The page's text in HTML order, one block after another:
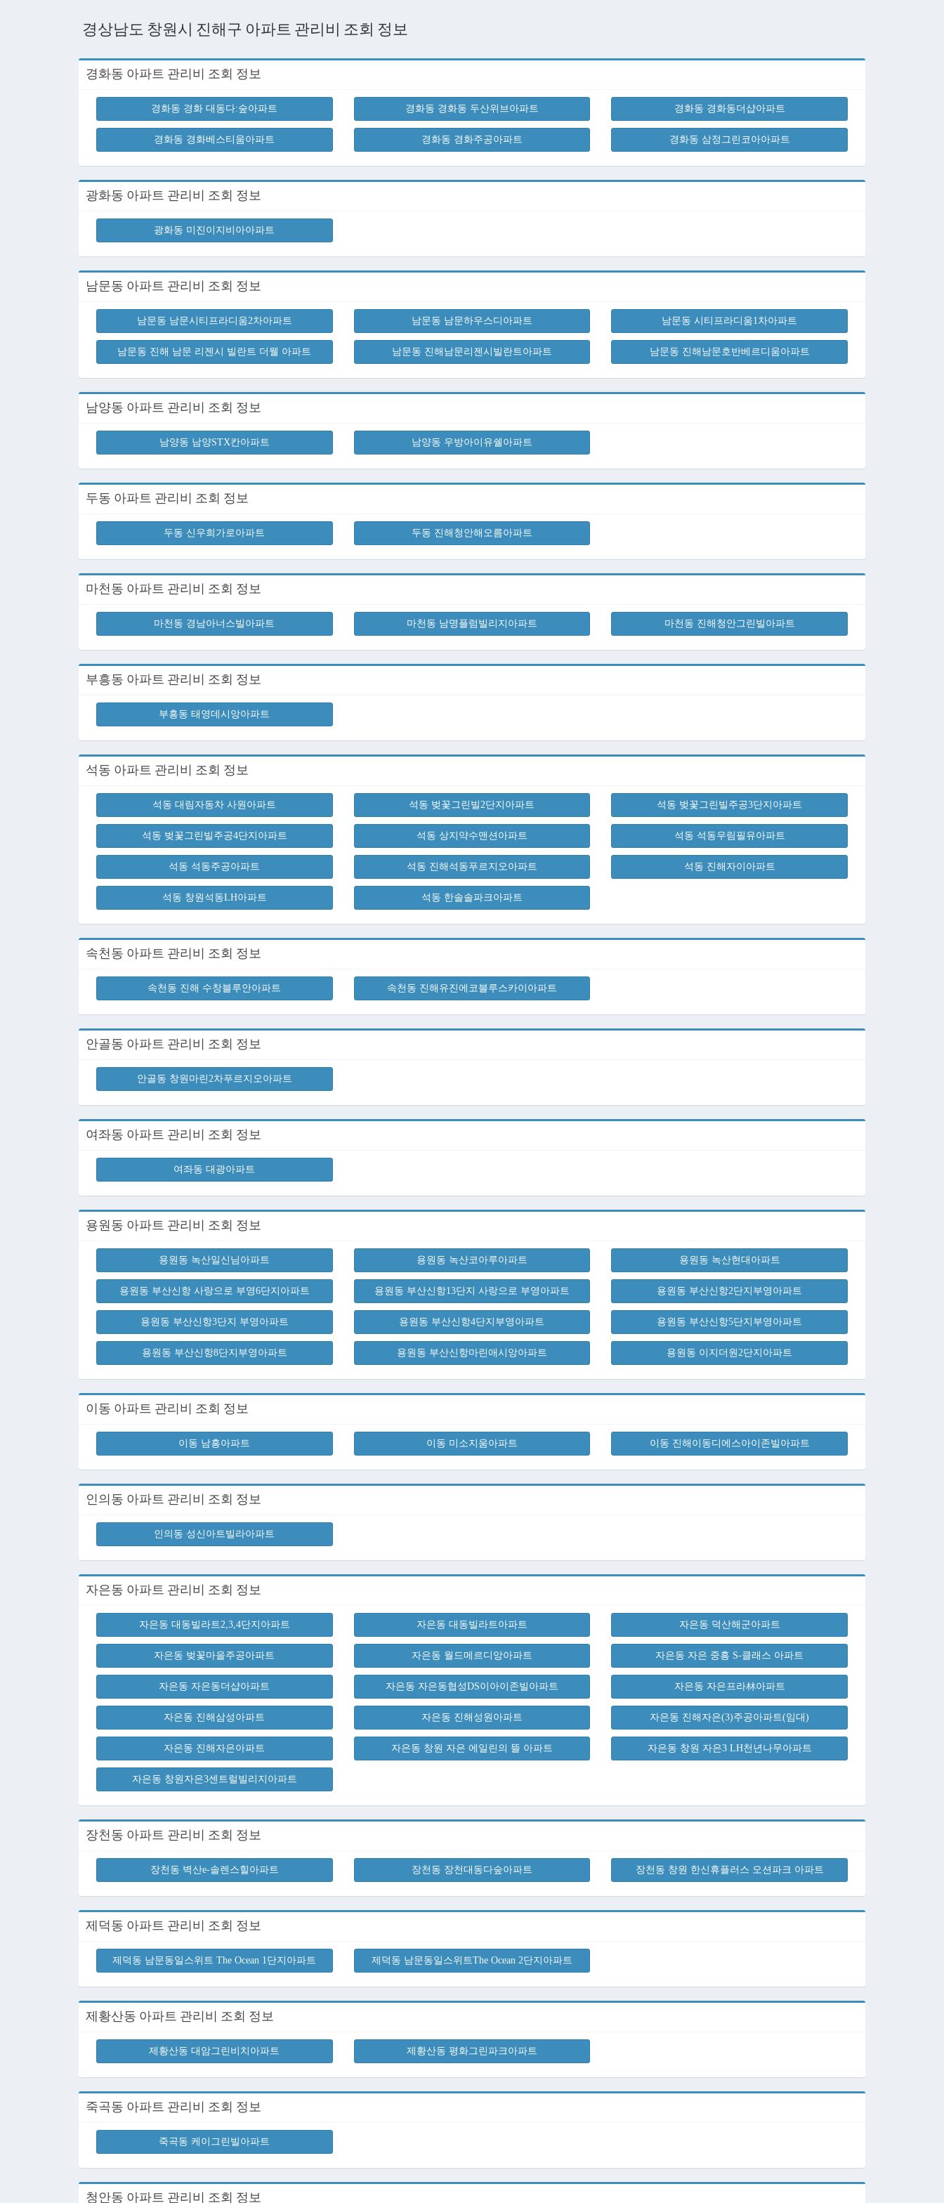
경상남도 창원시 진해구 아파트 관리비 조회 정보
경화동 아파트 관리비 조회 정보
경화동 경화 대동다:숲아파트 경화동 경화동 두산위브아파트 경화동 경화동더샵아파트
경화동 경화베스티움아파트 경화동 경화주공아파트 경화동 삼정그린코아아파트
광화동 아파트 관리비 조회 정보
광화동 미진이지비아아파트
남문동 아파트 관리비 조회 정보
남문동 남문시티프라디움2차아파트 남문동 남문하우스디아파트 남문동 시티프라디움1차아파트
남문동 진해 남문 리젠시 빌란트 더웰 아파트 남문동 진해남문리젠시빌란트아파트 남문동 진해남문호반베르디움아파트
남양동 아파트 관리비 조회 정보
남양동 남양STX칸아파트 남양동 우방아이유쉘아파트
두동 아파트 관리비 조회 정보
두동 신우희가로아파트 두동 진해청안해오름아파트
마천동 아파트 관리비 조회 정보
마천동 경남아너스빌아파트 마천동 남명플럼빌리지아파트 마천동 진해청안그린빌아파트
부흥동 아파트 관리비 조회 정보
부흥동 태영데시앙아파트
석동 아파트 관리비 조회 정보
석동 대림자동차 사원아파트 석동 벚꽃그린빌2단지아파트 석동 벚꽃그린빌주공3단지아파트
석동 벚꽃그린빌주공4단지아파트 석동 상지약수맨션아파트 석동 석동우림필유아파트
석동 석동주공아파트 석동 진해석동푸르지오아파트 석동 진해자이아파트
석동 창원석동LH아파트 석동 한솔솔파크아파트
속천동 아파트 관리비 조회 정보
속천동 진해 수창블루안아파트 속천동 진해유진에코블루스카이아파트
안골동 아파트 관리비 조회 정보
안골동 창원마린2차푸르지오아파트
여좌동 아파트 관리비 조회 정보
여좌동 대광아파트
용원동 아파트 관리비 조회 정보
용원동 녹산일신님아파트 용원동 녹산코아루아파트 용원동 녹산현대아파트
용원동 부산신항 사랑으로 부영6단지아파트 용원동 부산신항13단지 사랑으로 부영아파트 용원동 부산신항2단지부영아파트
용원동 부산신항3단지 부영아파트 용원동 부산신항4단지부영아파트 용원동 부산신항5단지부영아파트
용원동 부산신항8단지부영아파트 용원동 부산신항마린애시앙아파트 용원동 이지더원2단지아파트
이동 아파트 관리비 조회 정보
이동 남흥아파트 이동 미소지움아파트 이동 진해이동디에스아이존빌아파트
인의동 아파트 관리비 조회 정보
인의동 성신아트빌라아파트
자은동 아파트 관리비 조회 정보
자은동 대동빌라트2,3,4단지아파트 자은동 대동빌라트아파트 자은동 덕산해군아파트
자은동 벚꽃마을주공아파트 자은동 월드메르디앙아파트 자은동 자은 중흥 S-클래스 아파트
자은동 자은동더샵아파트 자은동 자은동협성DS이아이존빌아파트 자은동 자은프라林아파트
자은동 진해삼성아파트 자은동 진해성원아파트 자은동 진해자은(3)주공아파트(임대)
자은동 진해자은아파트 자은동 창원 자은 에일린의 뜰 아파트 자은동 창원 자은3 LH천년나무아파트
자은동 창원자은3센트럴빌리지아파트
장천동 아파트 관리비 조회 정보
장천동 벽산e-솔렌스힐아파트 장천동 장천대동다숲아파트 장천동 창원 한신휴플러스 오션파크 아파트
제덕동 아파트 관리비 조회 정보
제덕동 남문동일스위트 The Ocean 1단지아파트 제덕동 남문동일스위트The Ocean 2단지아파트
제황산동 아파트 관리비 조회 정보
제황산동 대암그린비치아파트 제황산동 평화그린파크아파트
죽곡동 아파트 관리비 조회 정보
죽곡동 케이그린빌아파트
청안동 아파트 관리비 조회 정보